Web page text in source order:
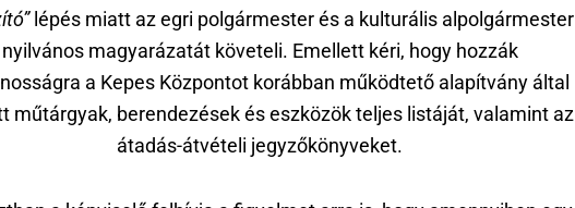
lépés miatt az egri polgármester és a kulturális alpolgármester
nyilvános magyarázatát követeli. Emellett kéri, hogy hozzák
a Kepes Központot korábban működtető alapítvány által
műtárgyak, berendezések és eszközök teljes listáját, valamint az
átadás-átvételi jegyzőkönyveket.